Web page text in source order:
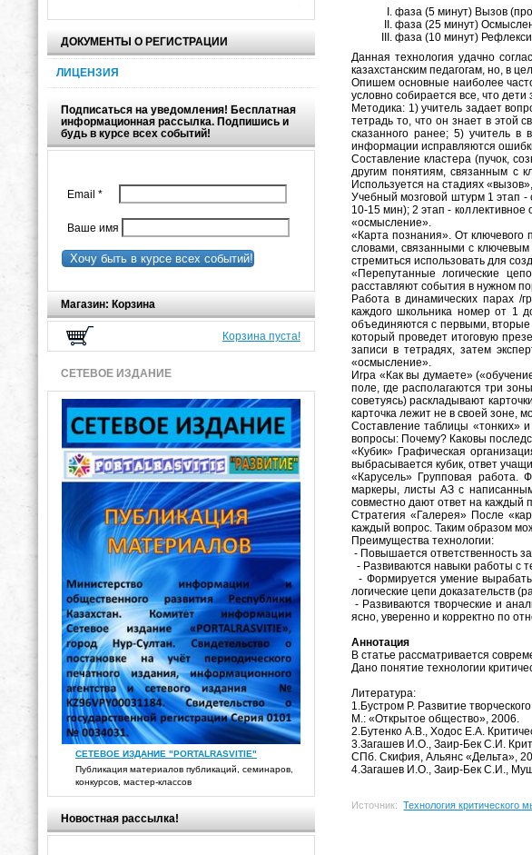
ДОКУМЕНТЫ О РЕГИСТРАЦИИ
ЛИЦЕНЗИЯ
Подписаться на уведомления! Бесплатная
информационная рассылка. Подпишись и
будь в курсе всех событий!
Email *
Ваше имя
Хочу быть в курсе всех событий!
Магазин: Корзина
Корзина пуста!
СЕТЕВОЕ ИЗДАНИЕ
СЕТЕВОЕ ИЗДАНИЕ "PORTALRASVITIE"
Публикация материалов публикаций, семинаров,
конкурсов, мастер-классов
Новостная рассылка!
фаза (5 минут) Вызов
фаза (25 минут)
фаза (10 минут)
Данная технология удачно
казахстанским педагогам, но, в
Опишем основные наиболее
условно собирается все, что
Методика: 1) учитель задает
тетрадь то, что он знает в этой
сказанного ранее; 5) учитель
информации исправляются
Составление кластера (пучок,
другим понятиям, связанным с
Используется на стадиях
Учебный мозговой штурм 1 этап
10-15 мин); 2 этап -
«осмысление».
«Карта познания». От ключевого
словами, связанными с
стремиться использовать для
«Перепутанные логические
расставляют события в нужном
Работа в динамических парах /
каждого школьника номер от 1
объединяются с первыми, вторые
который проведет итоговую
записи в тетрадях, затем
«осмысление».
Игра «Как вы думаете»
поле, где располагаются три
советуясь) раскладывают
карточка лежит не в своей зоне,
Составление таблицы «тонких»
вопросы: Почему? Каковы
«Кубик» Графическая
выбрасывается кубик, ответ
«Карусель» Групповая работа.
маркеры, листы АЗ с
совместно дают ответ на каждый
Стратегия «Галерея» После
каждый вопрос. Таким образом
Преимущества технологии:
- Повышается ответственность
- Развиваются навыки работы с
- Формируется умение
логические цепи доказательств
- Развиваются творческие и
ясно, уверенно и корректно по
Аннотация
В статье рассматривается
Дано понятие технологии
Литература:
1.Бустром Р. Развитие
М.: «Открытое общество», 2006.
2.Бутенко А.В., Ходос Е.А.
3.Загашев И.О., Заир-Бек С.И.
СПб. Скифия, Альянс «Дельта»,
4.Загашев И.О., Заир-Бек С.И.,
Источник: Технология критического